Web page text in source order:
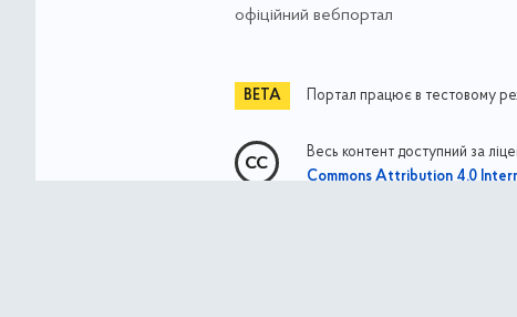
офіційний вебпортал
Портал працює в тестовому
Весь контент доступний за
Commons Attribution 4.0